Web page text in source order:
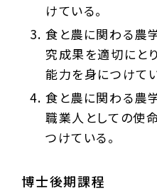
けている。
食と農に関わる農
究成果を適切にと
能力を身につけてい
食と農に関わる農
職業人としての使
つけている。
博士後期課程